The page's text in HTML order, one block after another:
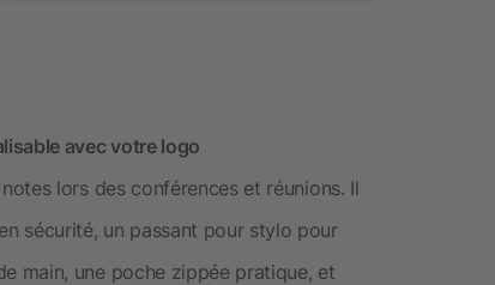
avec votre logo
lors des conférences et réunions. Il
sécurité, un passant pour stylo pour
main, une poche zippée pratique, et